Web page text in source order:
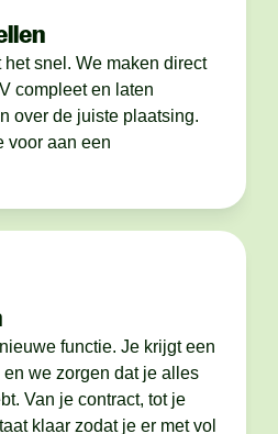
het snel. We maken direct
compleet en laten
over de juiste plaatsing.
voor aan een
functie. Je krijgt een
we zorgen dat je alles
Van je contract, tot je
klaar zodat je er met vol